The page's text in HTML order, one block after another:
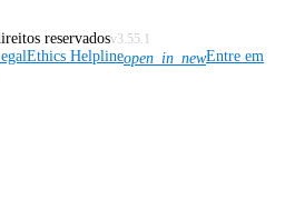
reservadosv3.55.1
Ethics Helplineopen_in_newEntre em